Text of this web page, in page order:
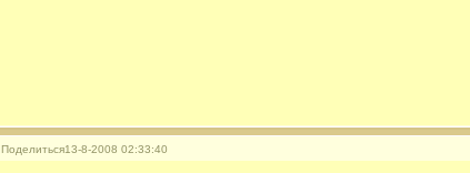
Поделиться13-8-2008 02:33:40